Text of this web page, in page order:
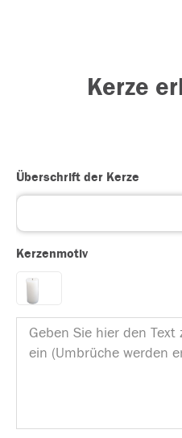
Kerze
Überschrift der Kerze
Kerzenmotiv